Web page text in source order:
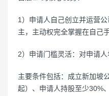
1）申请人自己创立并运营
主，主动权完全掌握在自己手
2）申请门槛灵活：对申请人
主要条件包括：成立新加坡
起）、申请人持股至少30%